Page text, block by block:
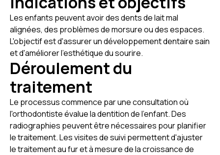
Les enfants peuvent avoir des dents de lait mal
alignées, des problèmes de morsure ou des espaces.
L'objectif est d'assurer un développement dentaire sain
et d'améliorer l'esthétique du sourire.
Déroulement du
traitement
Le processus commence par une consultation où
l'orthodontiste évalue la dentition de l'enfant. Des
radiographies peuvent être nécessaires pour planifier
le traitement. Les visites de suivi permettent d'ajuster
le traitement au fur et à mesure de la croissance de